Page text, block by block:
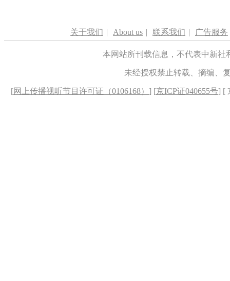
关于我们 | About us | 联系我们 | 广告服务
本网站所刊载信息，不代表中新
未经授权禁止转载、摘编、
[网上传播视听节目许可证（0106168） ] [京ICP证040655号] [